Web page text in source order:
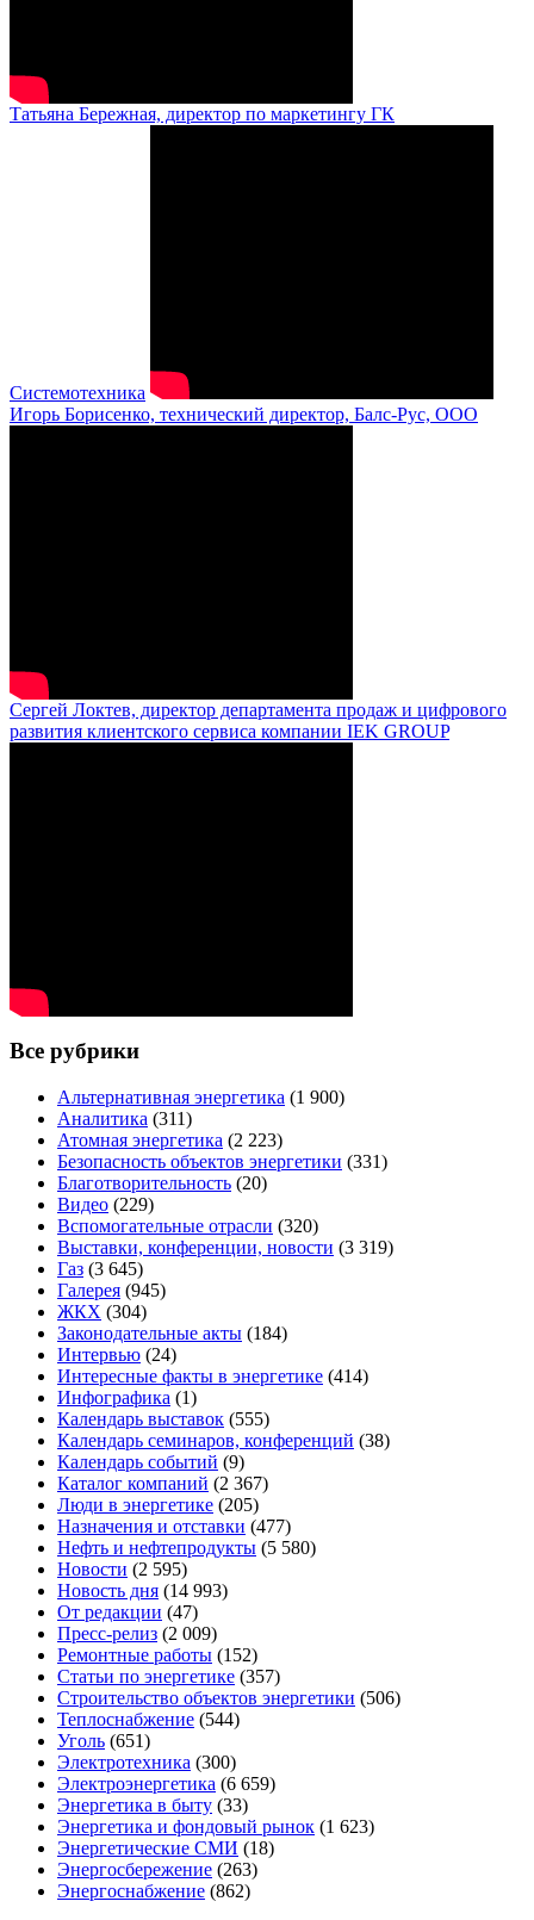
Татьяна Бережная, директор по маркетингу ГК
Системотехника
Игорь Борисенко, технический директор, Балс-Рус, ООО
Сергей Локтев, директор департамента продаж и цифрового
развития клиентского сервиса компании IEK GROUP
Все рубрики
Альтернативная энергетика (1 900)
Аналитика (311)
Атомная энергетика (2 223)
Безопасность объектов энергетики (331)
Благотворительность (20)
Видео (229)
Вспомогательные отрасли (320)
Выставки, конференции, новости (3 319)
Газ (3 645)
Галерея (945)
ЖКХ (304)
Законодательные акты (184)
Интервью (24)
Интересные факты в энергетике (414)
Инфографика (1)
Календарь выставок (555)
Календарь семинаров, конференций (38)
Календарь событий (9)
Каталог компаний (2 367)
Люди в энергетике (205)
Назначения и отставки (477)
Нефть и нефтепродукты (5 580)
Новости (2 595)
Новость дня (14 993)
От редакции (47)
Пресс-релиз (2 009)
Ремонтные работы (152)
Статьи по энергетике (357)
Строительство объектов энергетики (506)
Теплоснабжение (544)
Уголь (651)
Электротехника (300)
Электроэнергетика (6 659)
Энергетика в быту (33)
Энергетика и фондовый рынок (1 623)
Энергетические СМИ (18)
Энергосбережение (263)
Энергоснабжение (862)